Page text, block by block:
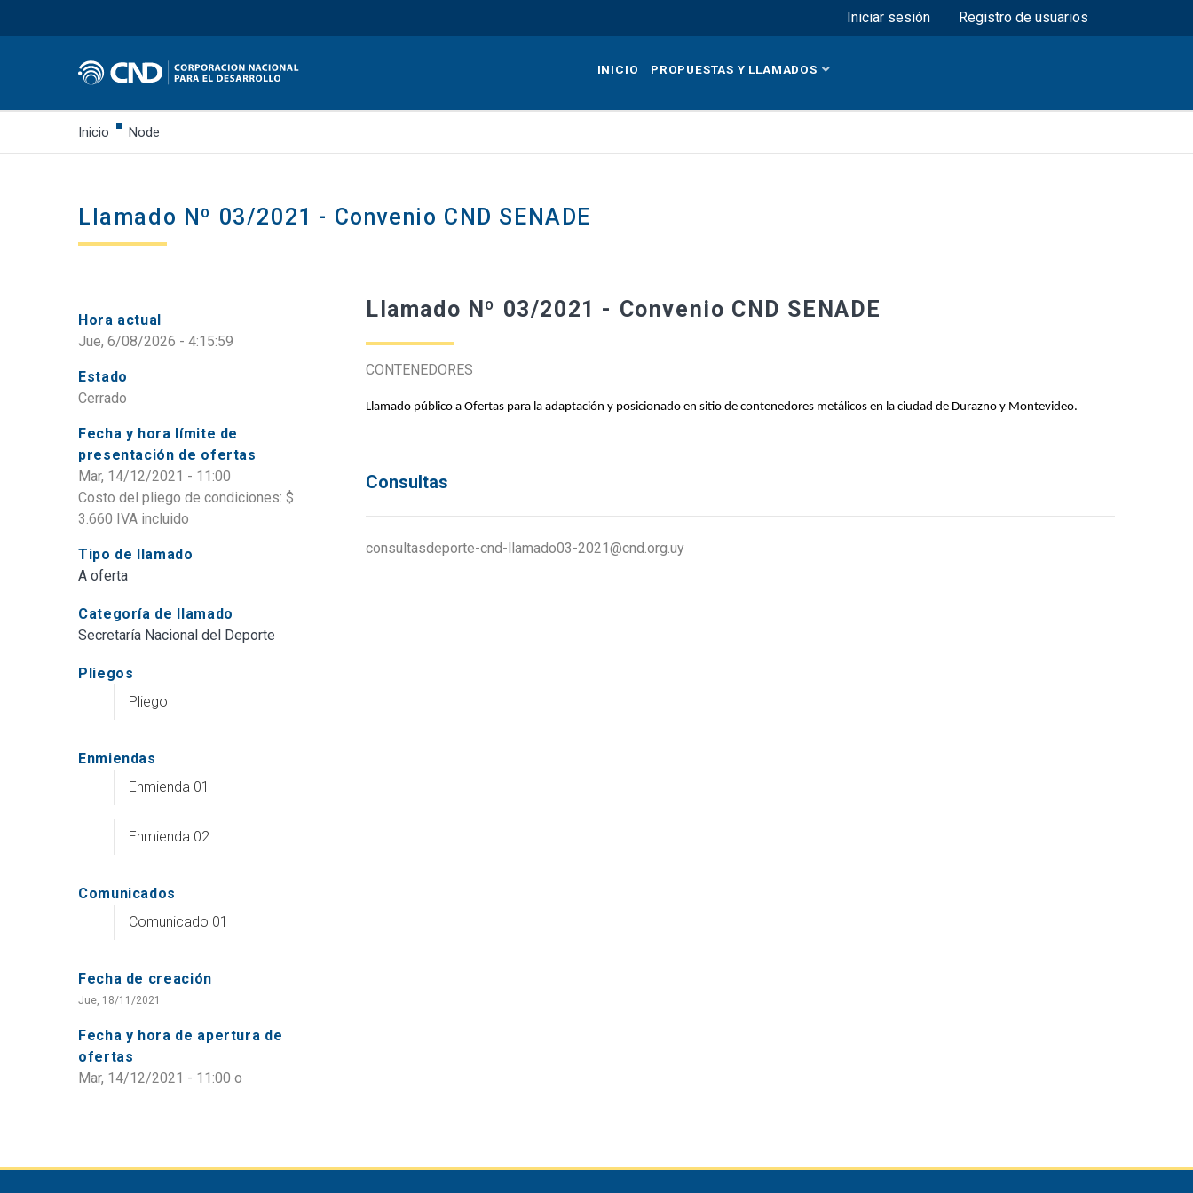
al
principal
Menú superior
Iniciar sesión Registro de usuarios
INICIO PROPUESTAS Y LLAMADOS
Inicio Node
Llamado Nº 03/2021 - Convenio CND SENADE
Hora actual
Jue, 6/08/2026 - 4:15:59
Estado
Cerrado
Fecha y hora límite de
presentación de ofertas
Mar, 14/12/2021 - 11:00
Costo del pliego de condiciones: $
3.660 IVA incluido
Tipo de llamado
A oferta
Categoría de llamado
Secretaría Nacional del Deporte
Pliegos
Pliego
Enmiendas
Enmienda 01
Enmienda 02
Comunicados
Comunicado 01
Fecha de creación
Jue, 18/11/2021
Fecha y hora de apertura de
ofertas
Mar, 14/12/2021 - 11:00 o
Llamado Nº 03/2021 - Convenio CND SENADE
CONTENEDORES
Llamado público a Ofertas para la adaptación y posicionado en sitio de contenedores metálicos en la ciudad de Durazno y Montevideo.
Consultas
consultasdeporte-cnd-llamado03-2021@cnd.org.uy